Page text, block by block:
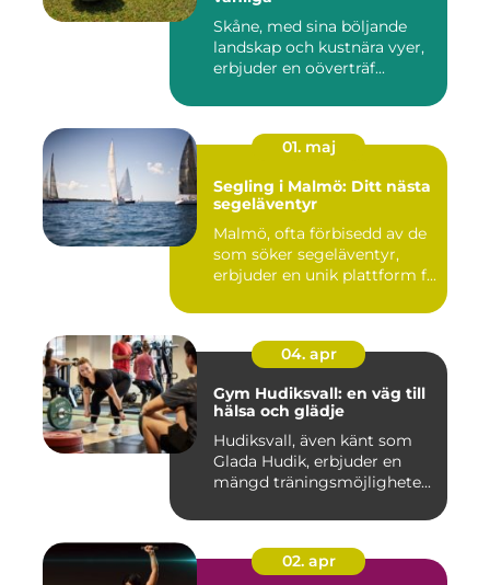
Skåne, med sina böljande
landskap och kustnära vyer,
erbjuder en oöverträf...
01. maj
Segling i Malmö: Ditt nästa
segeläventyr
Malmö, ofta förbisedd av de
som söker segeläventyr,
erbjuder en unik plattform f...
04. apr
Gym Hudiksvall: en väg till
hälsa och glädje
Hudiksvall, även känt som
Glada Hudik, erbjuder en
mängd träningsmöjlighete...
02. apr